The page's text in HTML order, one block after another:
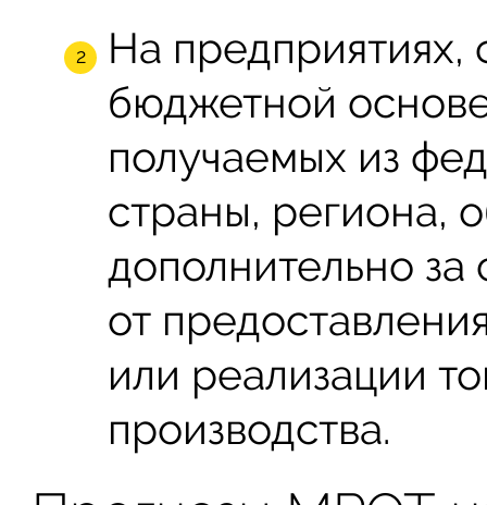
На
бюджетной
получаемых из
страны, региона,
дополнительно за
от
или реализации
производства.